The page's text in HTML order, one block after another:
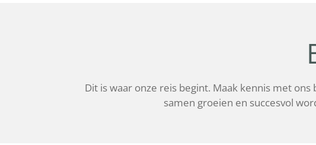
Dit is waar onze reis begint. Maak kennis met
samen groeien en succesvol